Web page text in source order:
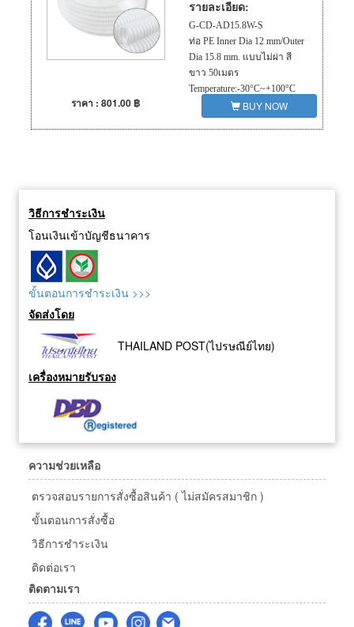
รายละเอียด:
G-CD-AD15.8W-S
ท่อ PE Inner Dia 12 mm/Outer
Dia 15.8 mm. แบบไม่ผ่า สี
ขาว 50เมตร
Temperature:-30°C~+100°C
good flexibility,abrasion
resistance,acid resistance,fire
ราคา : 801.00 ฿ BUY NOW
วิธีการชำระเงิน
โอนเงินเข้าบัญชีธนาคาร
ขั้นตอนการชำระเงิน >>>
จัดส่งโดย
THAILAND POST(ไปรษณีย์ไทย)
เครื่องหมายรับรอง
ความช่วยเหลือ
ตรวจสอบรายการสั่งซื้อสินค้า ( ไม่สมัครสมาชิก )
ขั้นตอนการสั่งซื้อ
วิธีการชำระเงิน
ติดต่อเรา
ติดตามเรา